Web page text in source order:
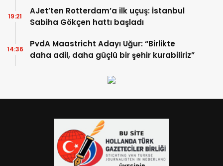
AJet’ten Rotterdam’a ilk uçuş: İstanbul
Sabiha Gökçen hattı başladı
19:21
PvdA Maastricht Adayı Uğur: “Birlikte
daha adil, daha güçlü bir şehir kurabiliriz”
14:36